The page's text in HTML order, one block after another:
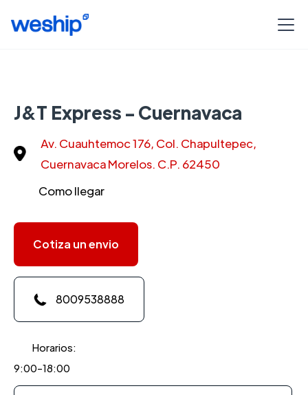
J&T Express - Cuernavaca
Av. Cuauhtemoc 176, Col. Chapultepec,
Cuernavaca Morelos. C.P. 62450
Como llegar
Cotiza un envio
8009538888
Horarios:
9:00-18:00